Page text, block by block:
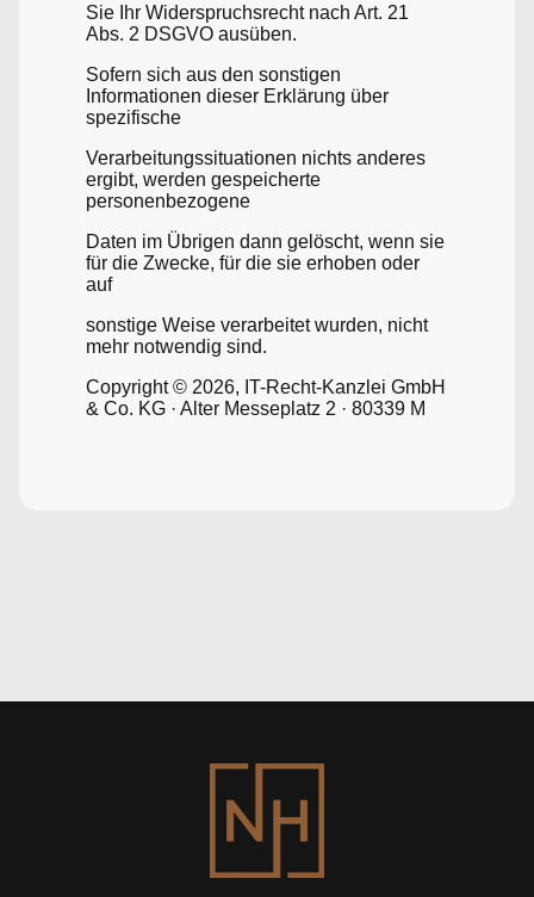
Sie Ihr Widerspruchsrecht nach Art. 21
Abs. 2 DSGVO ausüben.
Sofern sich aus den sonstigen
Informationen dieser Erklärung über
spezifische
Verarbeitungssituationen nichts anderes
ergibt, werden gespeicherte
personenbezogene
Daten im Übrigen dann gelöscht, wenn sie
für die Zwecke, für die sie erhoben oder
auf
sonstige Weise verarbeitet wurden, nicht
mehr notwendig sind.
Copyright © 2026, IT-Recht-Kanzlei GmbH
& Co. KG · Alter Messeplatz 2 · 80339 M